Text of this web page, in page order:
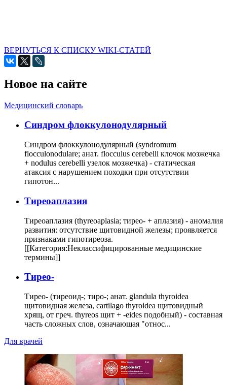
ВЕРНУТЬСЯ К СПИСКУ WIKI-СТАТЕЙ
Новое на сайте
Медицинский словарь
Cиндром флоккулонодулярный
Синдром флоккулонодулярный (syndromum
flocculonodulare; анат. flocculus cerebelli клочок мозжечка
+ nodulus cerebelli узелок мозжечка) - статическая
атаксия с нарушением походки при отсутствии
гипотон...
Тиреоаплазия
Тиреоаплазия (thyreoaplasia; тирео- + аплазия) - аномалия
развития: отсутствие щитовидной железы; проявляется
признаками гипотиреоза.
[[Категория:Неклассифицированные медицинские
термины]]
Тирео-
Тирео- (тиреоид-; тиро-; анат. glandula thyroidea
щитовидная железа, cartilago thyroidea щитовидный
хрящ, от греч. thyreos щит + -eides подобный) - составная
часть сложных слов, означающая "относ...
Для врачей